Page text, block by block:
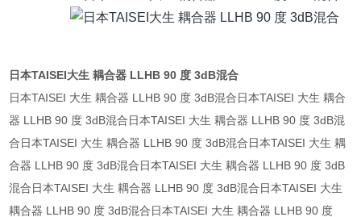
日本TAISEI大生 耦合器 LLHB 90 度 3dB混合
日本TAISEI 大生 耦合器 LLHB 90 度 3dB混合日本TAISEI 大生 耦合
器 LLHB 90 度 3dB混合日本TAISEI 大生 耦合器 LLHB 90 度 3dB混
合日本TAISEI 大生 耦合器 LLHB 90 度 3dB混合日本TAISEI 大生 耦
合器 LLHB 90 度 3dB混合日本TAISEI 大生 耦合器 LLHB 90 度 3dB
混合日本TAISEI 大生 耦合器 LLHB 90 度 3dB混合日本TAISEI 大生
耦合器 LLHB 90 度 3dB混合日本TAISEI 大生 耦合器 LLHB 90 度